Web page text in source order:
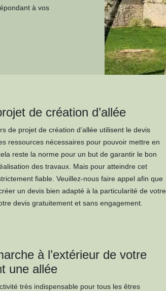
à vos
de création d’allée
de projet de création d’allée utilisent le devis
ressources nécessaires pour pouvoir mettre en
reste la norme pour un but de garantir le bon
des travaux. Mais pour atteindre cet
fiable. Veuillez-nous faire appel afin que
un devis bien adapté à la particularité de votre
devis gratuitement et sans engagement.
à l’extérieur de votre
une allée
très indispensable pour tous les êtres